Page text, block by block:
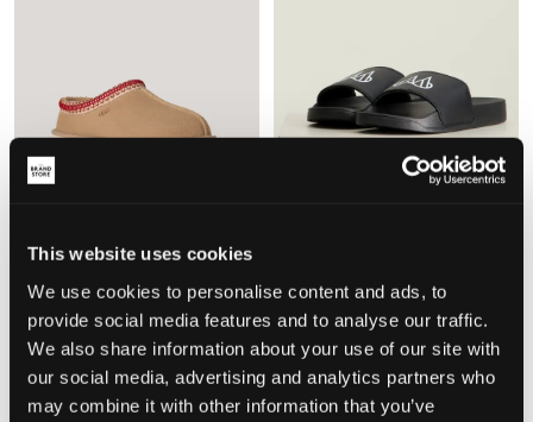
This website uses cookies
We use cookies to personalise content and ads, to
provide social media features and to analyse our traffic.
We also share information about your use of our site with
our social media, advertising and analytics partners who
may combine it with other information that you’ve
UGG
W TASMAN II
665 zł
MAGGIORE
M LOGO SLIPPERS